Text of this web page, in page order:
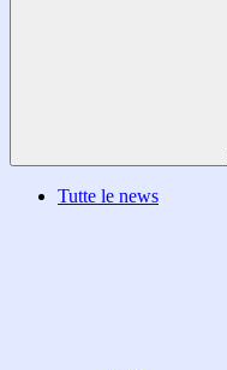
Tutte le news